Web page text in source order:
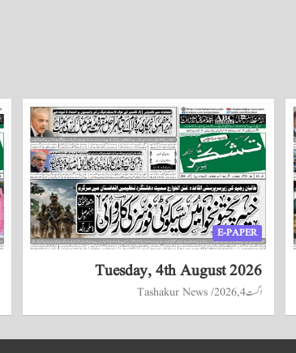
E-PAPER
Tuesday, 4th August 2026
اگست 4, 2026 Tashakur News